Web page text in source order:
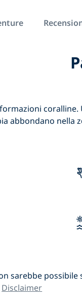
coralline.
abbondano nella
sarebbe
Disclaimer